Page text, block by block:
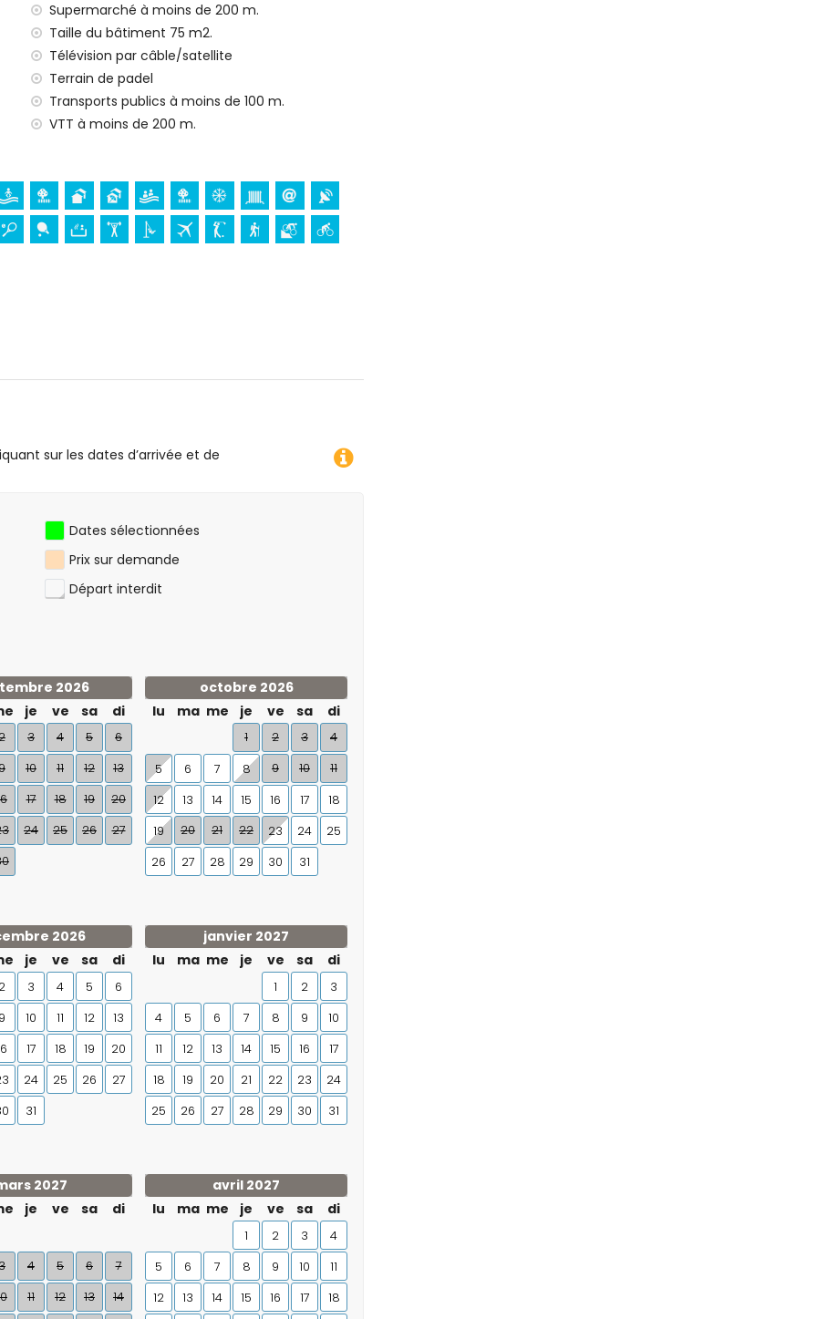
le loyer
de prix
de prix
vacances à San Juan de los Terreros, Andalousie
de la location)
de 10 kilomètres de la location)
Andalousie
monument (La Geoda) et lieu historique (dans un
kayak (canoë), plongée, randonnée subaquatique,
Supermarché à moins de 200 m.
Taille du bâtiment 75 m2.
Télévision par câble/satellite
Terrain de padel
Transports publics à moins de 100 m.
VTT à moins de 200 m.
sur les dates d’arrivée et de
Dates sélectionnées
Prix sur demande
Départ interdit
2026
je ve sa di
3 4 5
6
10 11 12
13
17 18 19
20
24 25 26
27
octobre 2026
lu
ma me je ve sa di
1 2 3 4
5 6 7 8 9 10 11
12 13 14 15 16 17
18
19
20 21 22 23 24
25
26
27 28 29 30 31
2026
je ve sa di
2 3 4 5
6
9 10 11 12
13
17 18 19
20
24 25 26
27
31
janvier 2027
lu
ma me je ve sa di
1 2
3
4
5 6 7 8 9
10
11
12 13 14 15 16
17
18
19 20 21 22 23
24
25
26 27 28 29 30 31
2027
je ve sa di
4 5 6
7
11 12 13 14
avril 2027
lu
ma me je ve sa di
1 2 3
4
5
6 7 8 9 10
11
12
13 14 15 16 17 18